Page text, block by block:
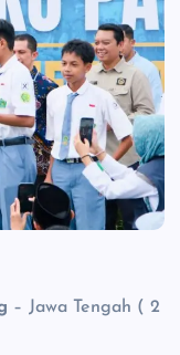
– Jawa Tengah ( 2